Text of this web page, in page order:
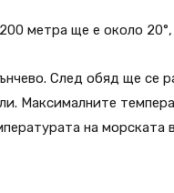
метра ще е около
След обяд ще се
Максималните
на морската